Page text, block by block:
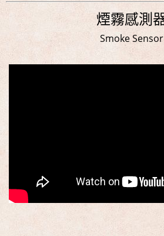
煙霧感測
Smoke Sensor